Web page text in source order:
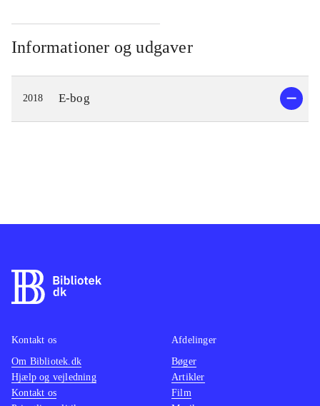
Informationer og udgaver
2018 E-bog
Kontakt os
Om Bibliotek.dk
Hjælp og vejledning
Kontakt os
Afdelinger
Bøger
Artikler
Film